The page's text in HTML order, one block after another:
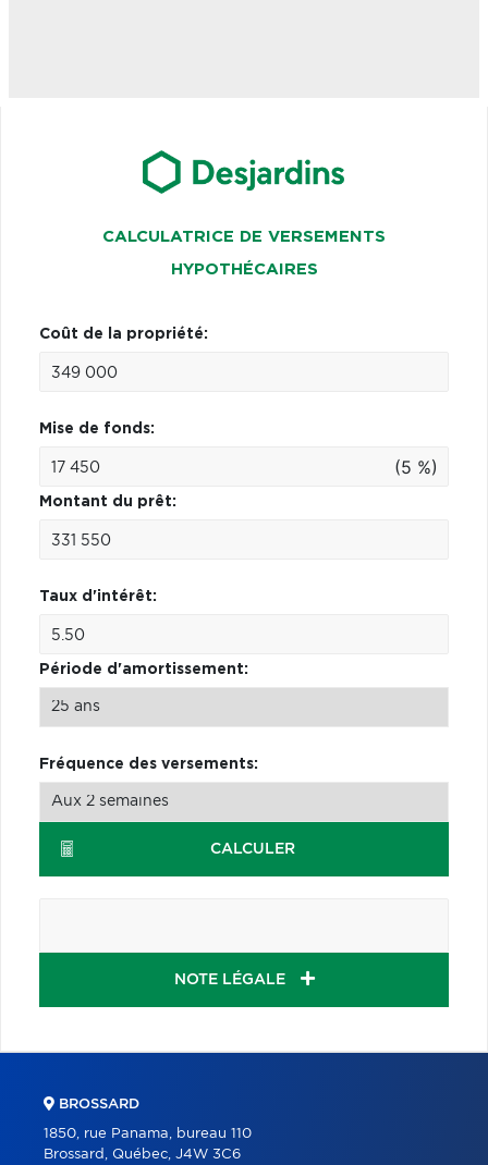
CALCULATRICE DE VERSEMENTS
HYPOTHÉCAIRES
Coût de la propriété:
Mise de fonds:
(5 %)
Montant du prêt:
Taux d'intérêt:
Période d'amortissement:
Fréquence des versements:
CALCULER
NOTE LÉGALE
BROSSARD
1850, rue Panama, bureau 110
Brossard, Québec, J4W 3C6